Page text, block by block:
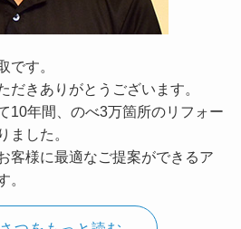
です。
だきありがとうございます。
10年間、のべ3万箇所のリフォー
ました。
客様に最適なご提案ができるア
。